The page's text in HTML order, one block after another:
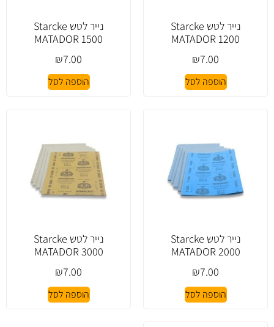
נייר לטש Starcke
MATADOR 1200
₪7.00
הוספה לסל
נייר לטש Starcke
MATADOR 1500
₪7.00
הוספה לסל
נייר לטש Starcke
MATADOR 2000
₪7.00
הוספה לסל
נייר לטש Starcke
MATADOR 3000
₪7.00
הוספה לסל